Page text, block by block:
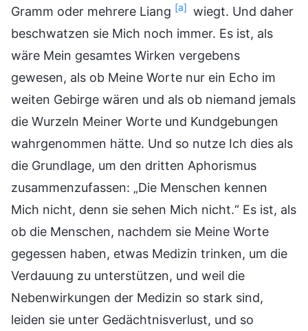
Gramm oder mehrere Liang [a] wiegt. Und daher
beschwatzen sie Mich noch immer. Es ist, als
wäre Mein gesamtes Wirken vergebens
gewesen, als ob Meine Worte nur ein Echo im
weiten Gebirge wären und als ob niemand jemals
die Wurzeln Meiner Worte und Kundgebungen
wahrgenommen hätte. Und so nutze Ich dies als
die Grundlage, um den dritten Aphorismus
zusammenzufassen: „Die Menschen kennen
Mich nicht, denn sie sehen Mich nicht.“ Es ist, als
ob die Menschen, nachdem sie Meine Worte
gegessen haben, etwas Medizin trinken, um die
Verdauung zu unterstützen, und weil die
Nebenwirkungen der Medizin so stark sind,
leiden sie unter Gedächtnisverlust, und so